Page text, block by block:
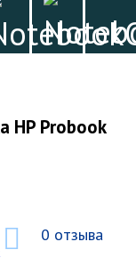
HP Probook
0 отзыва